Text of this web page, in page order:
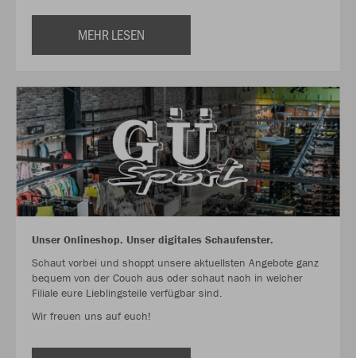
MEHR LESEN
Unser Onlineshop. Unser digitales Schaufenster.
Schaut vorbei und shoppt unsere aktuellsten Angebote ganz
bequem von der Couch aus oder schaut nach in welcher
Filiale eure Lieblingsteile verfügbar sind.
Wir freuen uns auf euch!